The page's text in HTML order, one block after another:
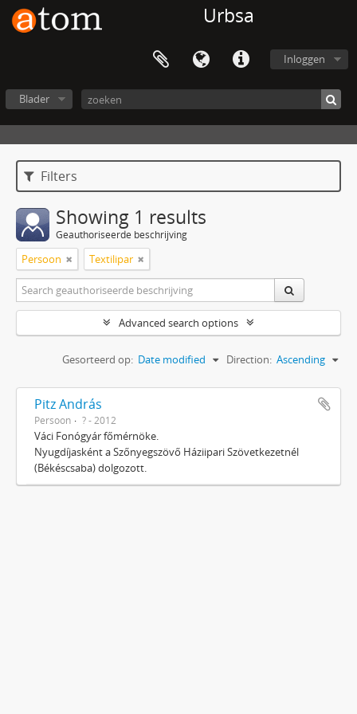
Urbsa
Inloggen
Blader
Filters
Showing 1 results
Geauthoriseerde beschrijving
Persoon Textilipar
Advanced search options
Gesorteerd op: Date modified Direction: Ascending
Pitz András
Persoon ? - 2012
Váci Fonógyár főmérnöke.
Nyugdíjasként a Szőnyegszövő Háziipari Szövetkezetnél
(Békéscsaba) dolgozott.